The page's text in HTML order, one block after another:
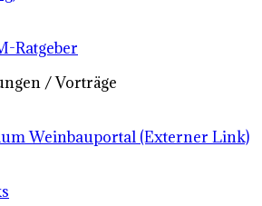
Ratgeber
/ Vorträge
Weinbauportal (Externer Link)